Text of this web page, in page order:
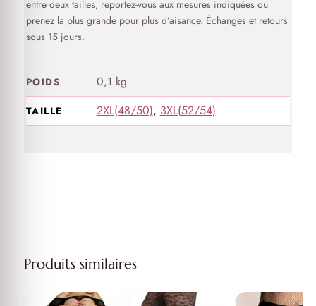
entre deux tailles, reportez-vous aux mesures indiquées ou
prenez la plus grande pour plus d’aisance. Échanges et retours
sous 15 jours.
POIDS 0,1 kg
TAILLE 2XL(48/50), 3XL(52/54)
Produits similaires